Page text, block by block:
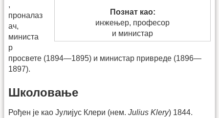
Познат као:
инжењер, професор
и министар
,
проналаз
ач,
министа
р
просвете (1894—1895) и министар привреде (1896—
1897).
Школовање
Рођен је као Јулијус Клери (нем. Julius Klery) 1844.